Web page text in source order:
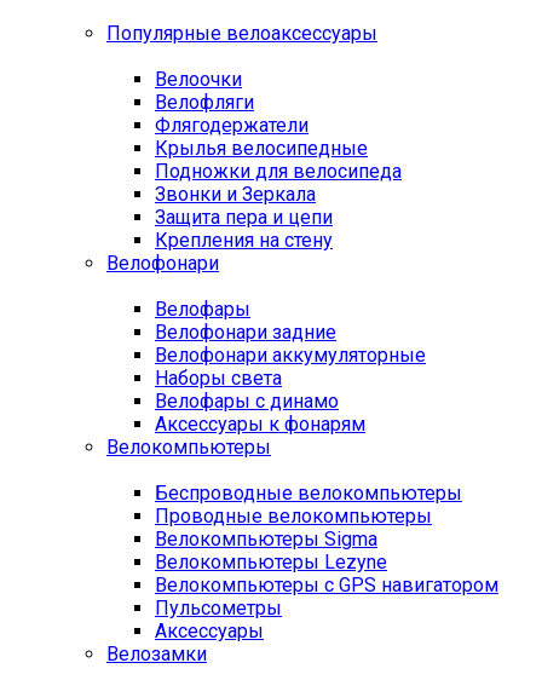
Популярные велоаксессуары
Велоочки
Велофляги
Флягодержатели
Крылья велосипедные
Подножки для велосипеда
Звонки и Зеркала
Защита пера и цепи
Крепления на стену
Велофонари
Велофары
Велофонари задние
Велофонари аккумуляторные
Наборы света
Велофары с динамо
Аксессуары к фонарям
Велокомпьютеры
Беспроводные велокомпьютеры
Проводные велокомпьютеры
Велокомпьютеры Sigma
Велокомпьютеры Lezyne
Велокомпьютеры с GPS навигатором
Пульсометры
Аксессуары
Велозамки